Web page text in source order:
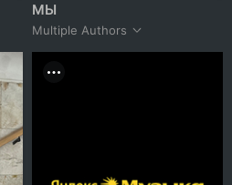
МЫ
Multiple Authors